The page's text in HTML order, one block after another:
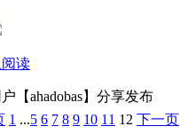
读
【ahadobas】分享发布
1 ...5 6 7 8 9 10 11 12 下一页